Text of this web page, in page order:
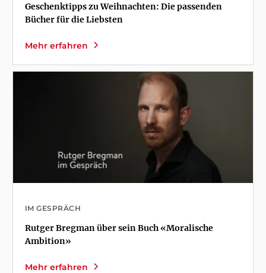
Geschenktipps zu Weihnachten: Die passenden
Bücher für die Liebsten
Mehr erfahren
IM GESPRÄCH
Rutger Bregman über sein Buch «Moralische
Ambition»
Mehr erfahren